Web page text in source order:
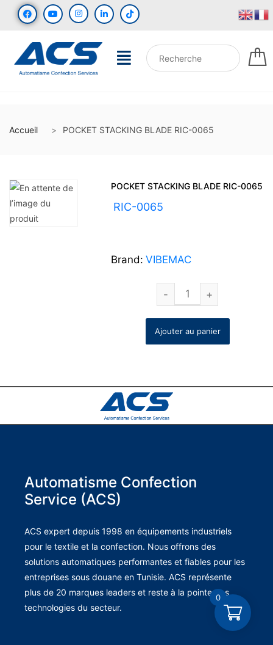
Accueil POCKET STACKING BLADE RIC-0065
POCKET STACKING BLADE RIC-0065
RIC-0065
Brand: VIBEMAC
Ajouter au panier
Automatisme Confection
Service (ACS)
ACS expert depuis 1998 en équipements industriels
pour le textile et la confection. Nous offrons des
solutions automatiques performantes et fiables pour les
entreprises sous douane en Tunisie. ACS représente
plus de 20 marques leaders et reste à la pointe des
technologies du secteur.
0